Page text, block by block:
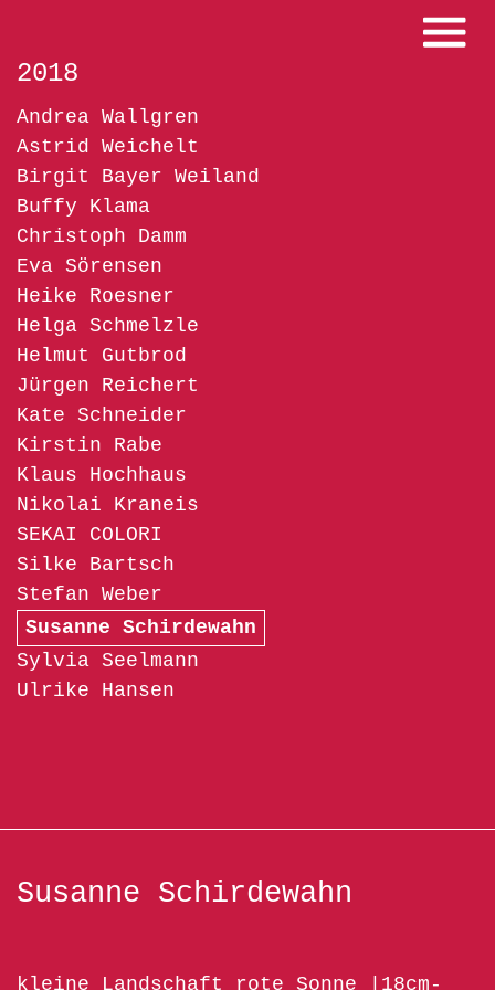
2018
Andrea Wallgren
Astrid Weichelt
Birgit Bayer Weiland
Buffy Klama
Christoph Damm
Eva Sörensen
Heike Roesner
Helga Schmelzle
Helmut Gutbrod
Jürgen Reichert
Kate Schneider
Kirstin Rabe
Klaus Hochhaus
Nikolai Kraneis
SEKAI COLORI
Silke Bartsch
Stefan Weber
Susanne Schirdewahn
Sylvia Seelmann
Ulrike Hansen
Susanne Schirdewahn
kleine Landschaft rote Sonne |18cm-